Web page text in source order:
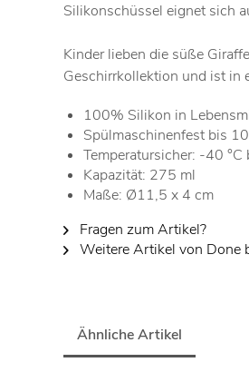
Silikonschüssel eignet sich
Kinder lieben die süße
Geschirrkollektion und ist in
100% Silikon in
Spülmaschinenfest bis
Temperatursicher: -40 °C
Kapazität: 275 ml
Maße: Ø11,5 x 4 cm
Fragen zum Artikel?
Weitere Artikel von Done
Ähnliche Artikel